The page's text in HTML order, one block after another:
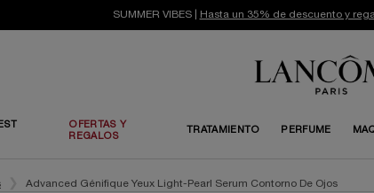
SUMMER VIBES | Hasta un 35% de descuento y
OFERTAS Y
REGALOS
TRATAMIENTO PERFUME
Advanced Génifique Yeux Light-Pearl Serum Contorno De Ojos